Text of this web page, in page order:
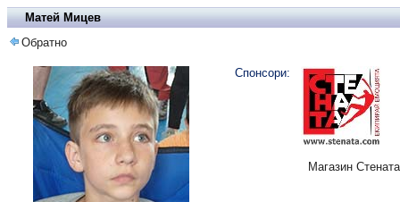
Матей Мицев
Обратно
Спонсори:
Магазин Стената